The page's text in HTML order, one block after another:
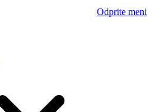
Odprite meni